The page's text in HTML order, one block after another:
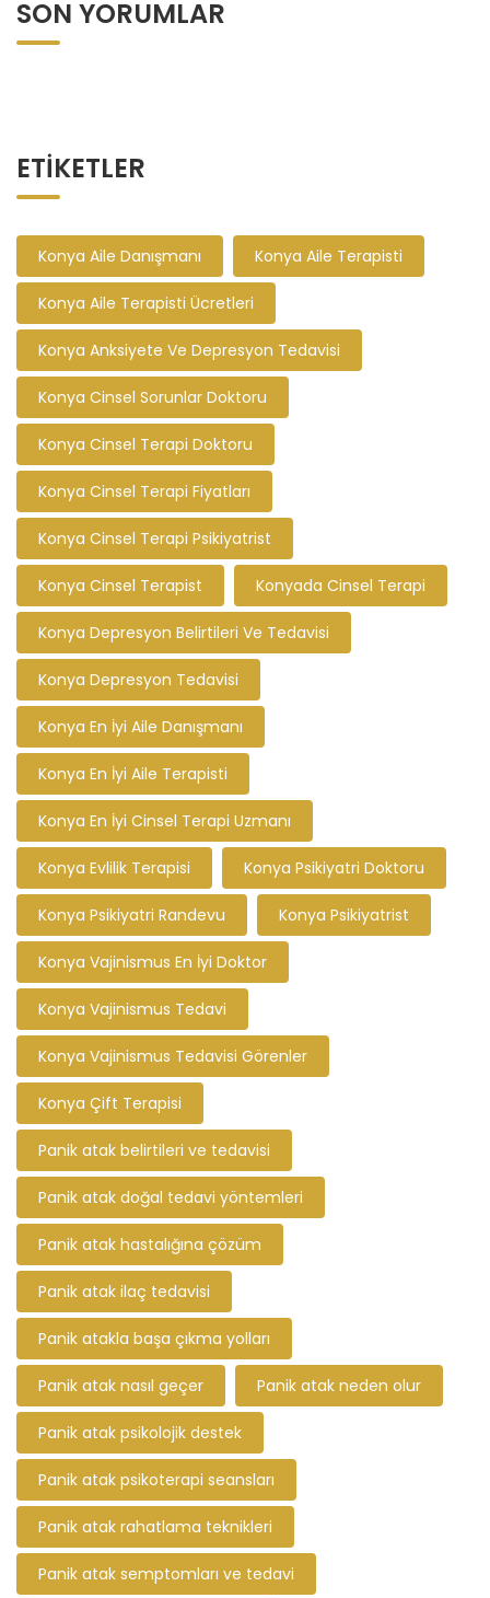
SON YORUMLAR
ETIKETLER
Konya Aile Danışmanı Konya Aile Terapisti
Konya Aile Terapisti Ücretleri
Konya Anksiyete Ve Depresyon Tedavisi
Konya Cinsel Sorunlar Doktoru
Konya Cinsel Terapi Doktoru
Konya Cinsel Terapi Fiyatları
Konya Cinsel Terapi Psikiyatrist
Konya Cinsel Terapist Konyada Cinsel Terapi
Konya Depresyon Belirtileri Ve Tedavisi
Konya Depresyon Tedavisi
Konya En İyi Aile Danışmanı
Konya En İyi Aile Terapisti
Konya En İyi Cinsel Terapi Uzmanı
Konya Evlilik Terapisi Konya Psikiyatri Doktoru
Konya Psikiyatri Randevu Konya Psikiyatrist
Konya Vajinismus En İyi Doktor
Konya Vajinismus Tedavi
Konya Vajinismus Tedavisi Görenler
Konya Çift Terapisi
Panik atak belirtileri ve tedavisi
Panik atak doğal tedavi yöntemleri
Panik atak hastalığına çözüm
Panik atak ilaç tedavisi
Panik atakla başa çıkma yolları
Panik atak nasıl geçer Panik atak neden olur
Panik atak psikolojik destek
Panik atak psikoterapi seansları
Panik atak rahatlama teknikleri
Panik atak semptomları ve tedavi